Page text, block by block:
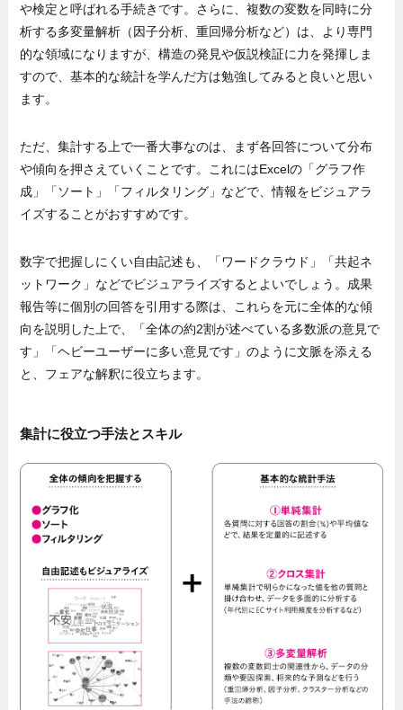
や検定と呼ばれる手続きです。さらに、複数の変数を同時に分
析する多変量解析（因子分析、重回帰分析など）は、より専門
的な領域になりますが、構造の発見や仮説検証に力を発揮しま
すので、基本的な統計を学んだ方は勉強してみると良いと思い
ます。
ただ、集計する上で一番大事なのは、まず各回答について分布
や傾向を押さえていくことです。これにはExcelの「グラフ作
成」「ソート」「フィルタリング」などで、情報をビジュアラ
イズすることがおすすめです。
数字で把握しにくい自由記述も、「ワードクラウド」「共起ネ
ットワーク」などでビジュアライズするとよいでしょう。成果
報告等に個別の回答を引用する際は、これらを元に全体的な傾
向を説明した上で、「全体の約2割が述べている多数派の意見で
す」「ヘビーユーザーに多い意見です」のように文脈を添える
と、フェアな解釈に役立ちます。
集計に役立つ手法とスキル